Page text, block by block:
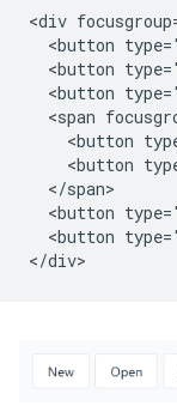
<div
<button
<button
<button
<span
<button
<button
  </span>
<button
<button